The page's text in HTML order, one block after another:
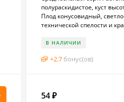
полураскидистое, куст
Плод конусовидный,
технической спелости и
В НАЛИЧИИ
+2.7 бонус(ов)
54 ₽